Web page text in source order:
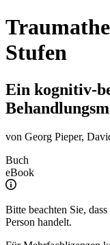
Stufen
Ein kognitiv-
von Georg Pieper,
Buch
eBook
Bitte beachten Sie,
Person handelt.